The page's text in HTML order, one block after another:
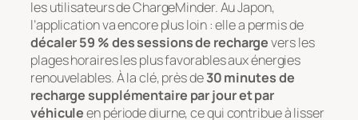
les utilisateurs de ChargeMinder. Au Japon,
l’application va encore plus loin : elle a permis de
décaler 59 % des sessions de rechargevers les
plages horaires les plus favorables aux énergies
renouvelables. À la clé, près de30 minutes de
recharge supplémentaire par jour et par
véhiculeen période diurne, ce qui contribue à lisser